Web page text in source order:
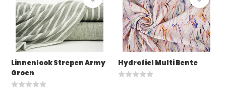
Linnenlook Strepen Army
Groen
Hydrofiel Multi Bente